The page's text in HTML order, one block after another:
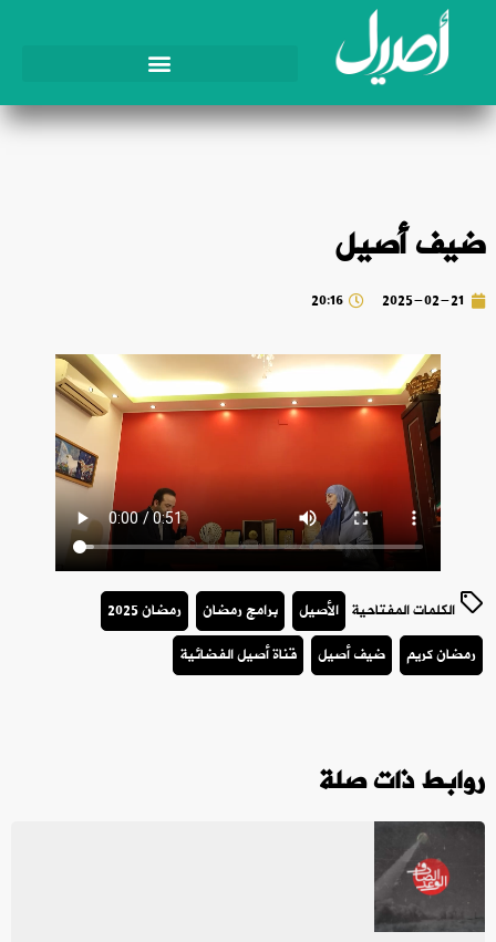
ضيف أصيل
2025-02-21
20:16
الكلمات المفتاحية الأصيل برامج رمضان
رمضان 2025
رمضان كريم
ضيف أصيل قناة أصيل الفضائية
روابط ذات صلة